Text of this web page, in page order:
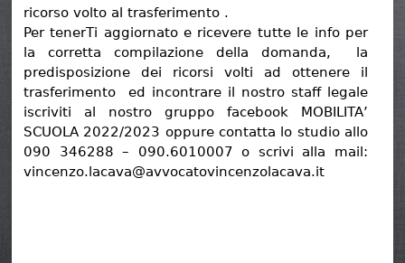
ricorso volto al trasferimento .
Per tenerTi aggiornato e ricevere tutte le info per
la corretta compilazione della domanda, la
predisposizione dei ricorsi volti ad ottenere il
trasferimento ed incontrare il nostro staff legale
iscriviti al nostro gruppo facebook MOBILITA’
SCUOLA 2022/2023 oppure contatta lo studio allo
090 346288 – 090.6010007 o scrivi alla mail:
vincenzo.lacava@avvocatovincenzolacava.it